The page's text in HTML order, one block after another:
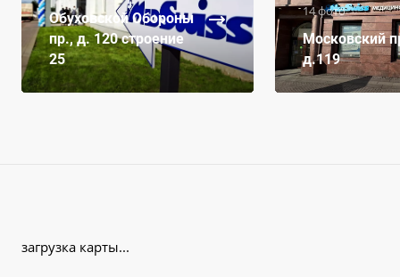
Обуховской Обороны
пр., д. 120 строение
25
14 фото
Московский
д.119
загрузка карты...